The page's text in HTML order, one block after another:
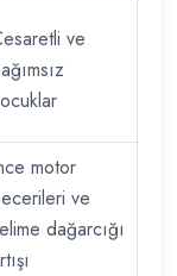
ve
motor
ve
dağarcığı